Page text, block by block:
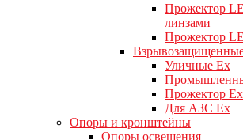
Прожектор
линзами
Прожектор
Уличные Ex
Прожектор Ex
Для АЗС Ex
Опоры и кронштейны
Опоры освещения